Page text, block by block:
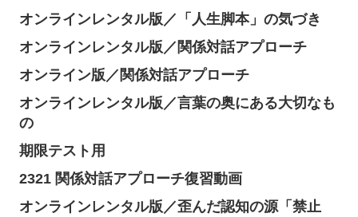
オンラインレンタル版／「人生脚本」の気づき
オンラインレンタル版／関係対話アプローチ
オンライン版／関係対話アプローチ
オンラインレンタル版／言葉の奥にある大切なも
の
期限テスト用
2321 関係対話アプローチ復習動画
オンラインレンタル版／歪んだ認知の源「禁止